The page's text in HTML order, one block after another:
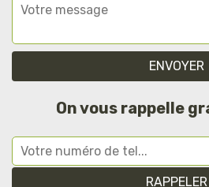
On vous rappelle